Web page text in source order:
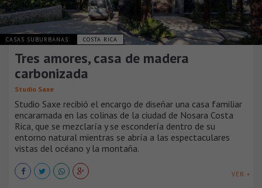
CASAS SUBURBANAS COSTA RICA
Tres amores, casa de madera
carbonizada
Studio Saxe
Studio Saxe recibió el encargo de diseñar una casa familiar
encaramada en las colinas de la ciudad de Nosara Costa
Rica, que se mezclaría y se escondería dentro de su
entorno natural mientras se abría a las espectaculares
vistas del océano y la montaña.
VER +